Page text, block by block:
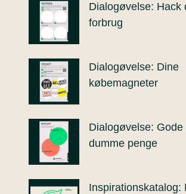
Dialogøvelse: Hack
forbrug
Dialogøvelse: Dine
købemagneter
Dialogøvelse: Gode
dumme penge
Inspirationskatalog: